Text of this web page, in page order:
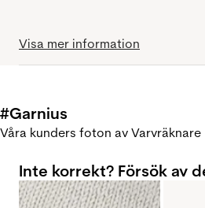
Visa mer information
#Garnius
Våra kunders foton av Varvräknare
Inte korrekt? Försök av